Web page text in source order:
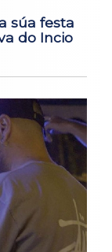
súa festa
do Incio